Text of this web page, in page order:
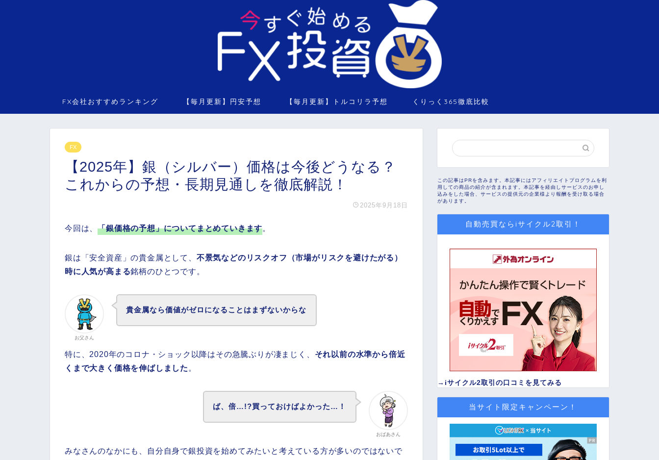
FX会社おすすめランキング 【毎月更新】円安予想 【毎月更新】トルコリラ予想 くりっく365徹底比較
FX
【2025年】銀（シルバー）価格は今後どうなる？
これからの予想・長期見通しを徹底解説！
2025年9月18日
今回は、「銀価格の予想」についてまとめていきます。
銀は「安全資産」の貴金属として、 不景気などのリスクオフ（市場がリスクを避けたがる）
時に人気が高まる銘柄のひとつです。
お父さん
貴金属なら価値がゼロになることはまずないからな
特に、2020年のコロナ・ショック以降はその急騰ぶりが凄まじく、 それ以前の水準から倍近
くまで大きく価格を伸ばしました 。
おばあさん
ば、倍…!?買っておけばよかった…！
みなさんのなかにも、自分自身で銀投資を始めてみたいと考えている方が多いのではないで
この記事はPRを含みます。本記事にはアフィリエイトプログラムを利
用しての商品の紹介が含まれます。本記事を経由しサービスのお申し
込みをした場合、サービスの提供元の企業様より報酬を受け取る場合
があります。
自動売買ならiサイクル2取引！
→ iサイクル2取引の口コミを見てみる
当サイト限定キャンペーン！